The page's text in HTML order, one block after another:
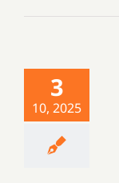
3
10, 2025